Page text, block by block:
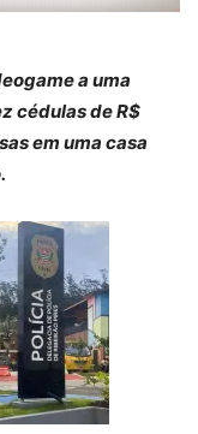
a uma
cédulas de R$
em uma casa